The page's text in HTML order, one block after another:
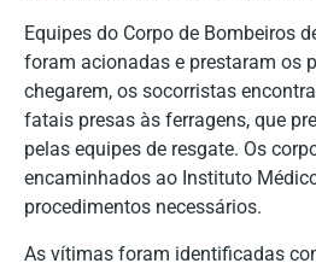
Equipes do Corpo de Bombeiros
foram acionadas e prestaram os
chegarem, os socorristas
fatais presas às ferragens, que
pelas equipes de resgate. Os
encaminhados ao Instituto
procedimentos necessários.
As vítimas foram identificadas